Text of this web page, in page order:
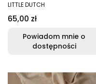
PRODUCENT
LITTLE DUTCH
Cena
65,00 zł
Powiadom mnie o
dostępności